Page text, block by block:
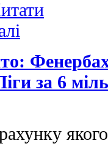
за 6